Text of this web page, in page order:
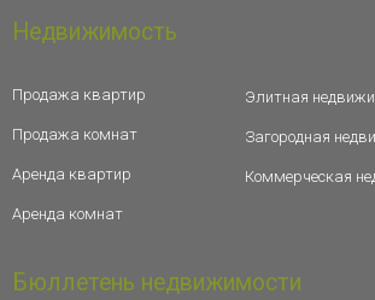
Недвижимость
Продажа квартир
Продажа комнат
Аренда квартир
Аренда комнат
Элитная
Загородная
Коммерческая
Бюллетень недвижимости